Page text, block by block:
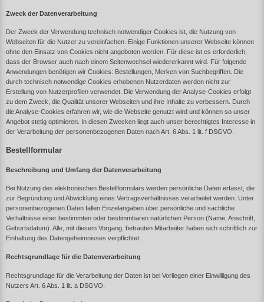
Zweck der Datenverarbeitung
Der Zweck der Verwendung technisch notwendiger Cookies ist, die Nutzung von
Webseiten für die Nutzer zu vereinfachen. Einige Funktionen unserer Webseite können
ohne den Einsatz von Cookies nicht angeboten werden. Für diese ist es erforderlich,
dass der Browser auch nach einem Seitenwechsel wiedererkannt wird. Für folgende
Anwendungen benötigen wir Cookies: Bestellungen, Merken von Suchbegriffen. Die
durch technisch notwendige Cookies erhobenen Nutzerdaten werden nicht zur
Erstellung von Nutzerprofilen verwendet. Die Verwendung der Analyse-Cookies erfolgt
zu dem Zweck, die Qualität unserer Webseiten und ihre Inhalte zu verbessern. Durch
die Analyse-Cookies erfahren wir, wie die Webseite genutzt wird und können so unser
Angebot stetig optimieren. In diesen Zwecken liegt auch unser berechtigtes Interesse in
der Verarbeitung der personenbezogenen Daten nach Art. 6 Abs. 1 lit. f DSGVO.
Bestellformular
Beschreibung und Umfang der Datenverarbeitung
Bei Nutzung des elektronischen Bestellformulars werden persönliche Daten erfasst, die
zur Begründung und Abwicklung eines Vertragsverhältnisses verarbeitet werden. Unter
personenbezogenen Daten fallen Einzelangaben über persönliche und sachliche
Verhältnisse einer bestimmten oder bestimmbaren natürlichen Person (Name, Anschrift,
Geburtsdatum). Alle, mit diesem Vorgang, betrauten Mitarbeiter haben sich schriftlich zur
Einhaltung des Datengeheimnisses verpflichtet.
Rechtsgrundlage für die Datenverarbeitung
Rechtsgrundlage für die Verarbeitung der Daten ist bei Vorliegen einer Einwilligung des
Nutzers Art. 6 Abs. 1 lit. a DSGVO.